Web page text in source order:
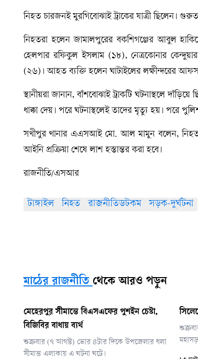
নিহত চারজনই মুরগিবোঝাই ট্রাকের যাত্রী ছিলেন।
নিহতরা হলেন জামালপুরের বকশিগঞ্জের আবুল
হেলপার রফিকুল ইসলাম (১৮), নেত্রকোনার
(২৬)। আহত ব্যক্তি হলেন ঘাটাইলের লক্ষীন্দরের
স্থানীয়রা জানান, বাঁশবোঝাই ট্রাকটি ঘটনাস্থলে
ধাক্কা দেয়। পরে ঘটনাস্থলেই তাদের মৃত্যু হয়। পরে
সখীপুর থানার এএসআই মো. আল মামুন বলেন,
আইনি প্রক্রিয়া শেষে লাশ হস্তান্তর করা হবে।
রাজনীতি/এসআর
টাঙ্গাইল নিহত রাজনীতিডটকম সড়ক-দুর্ঘটনা
মাঠের রাজনীতি থেকে আরও পড়ুন
মেহেরপুর সীমান্তে বিএসএফের পুশইন চেষ্টা,
বিজিবির বাধায় ব্যর্থ
শুক্রবার (৭ আগস্ট) ভোর ৪টার দিকে উপজেলার ধলা
সীমান্ত এলাকায় এ ঘটনা ঘটে।